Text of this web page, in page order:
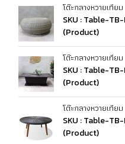
โต๊ะกลางหวายเทียม
SKU : Table-
(Product)
โต๊ะกลางหวายเทียม
SKU : Table-
(Product)
โต๊ะกลางหวายเทียม
SKU : Table-
(Product)